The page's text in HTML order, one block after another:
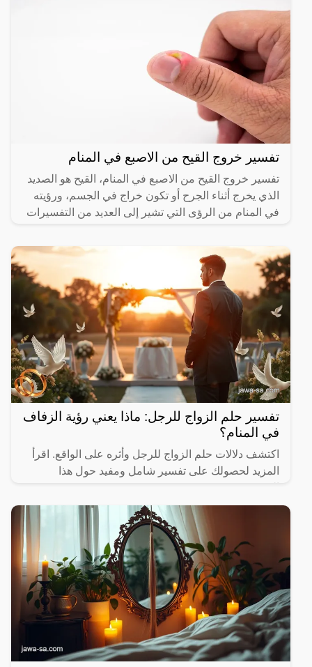
تفسير خروج القيح من الاصبع في المنام
تفسير خروج القيح من الاصبع في المنام، القيح هو الصديد
الذي يخرج أثناء الجرح أو تكون خراج في الجسم، ورؤيته
في المنام من الرؤى التي تشير إلى العديد من التفسيرات
تفسير حلم الزواج للرجل: ماذا يعني رؤية الزفاف
في المنام؟
اكتشف دلالات حلم الزواج للرجل وأثره على الواقع. اقرأ
المزيد لحصولك على تفسير شامل ومفيد حول هذا